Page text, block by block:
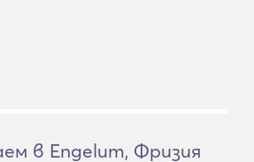
в Engelum, Фризия